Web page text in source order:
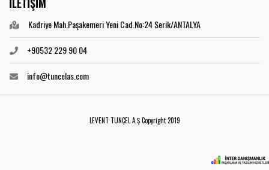
İLETİŞİM
Kadriye Mah.Paşakemeri Yeni Cad.No:24 Serik/ANTALYA
+90532 229 90 04
info@tuncelas.com
LEVENT TUNÇEL A.Ş Copyright 2019